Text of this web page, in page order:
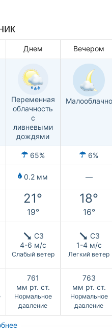
Днем Вечером
Переменная
облачность
с
ливневыми
дождями
Малооблачно
65% 6%
0.2 мм —
21° 18°
19° 16°
СЗ
4-6 м/с
Слабый ветер
СЗ
1-4 м/с
Легкий ветер
761
мм рт. ст.
Нормальное
давление
763
мм рт. ст.
Нормальное
давление